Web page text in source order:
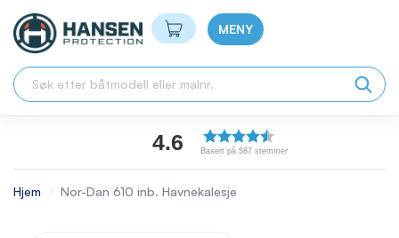
Min handlekurv
MENY
4.6 Basert på 587 stemmer
Hjem Nor-Dan 610 inb. Havnekalesje